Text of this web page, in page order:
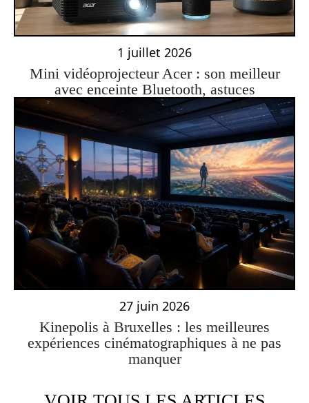
1 juillet 2026
Mini vidéoprojecteur Acer : son meilleur
avec enceinte Bluetooth, astuces
27 juin 2026
Kinepolis à Bruxelles : les meilleures
expériences cinématographiques à ne pas
manquer